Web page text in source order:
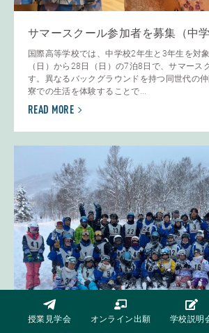
授業見学会 オンライン出願 学校説明
サマースクール参加者を募集（中学
国際高等学校では、中学校2年生と3年生を対
（日）から28日（日）の7泊8日で、サマース
す。異なるバックグラウンドを持つ同世代の仲
寮での生活を体験することで...
READ MORE